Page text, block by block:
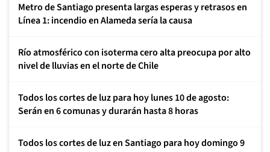
Metro de Santiago presenta largas esperas y retrasos en
Línea 1: incendio en Alameda sería la causa
Río atmosférico con isoterma cero alta preocupa por alto
nivel de lluvias en el norte de Chile
Todos los cortes de luz para hoy lunes 10 de agosto:
Serán en 6 comunas y durarán hasta 8 horas
Todos los cortes de luz en Santiago para hoy domingo 9